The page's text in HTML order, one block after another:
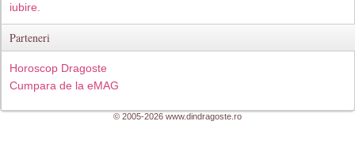
iubire.
Parteneri
Horoscop Dragoste
Cumpara de la eMAG
© 2005-2026 www.dindragoste.ro